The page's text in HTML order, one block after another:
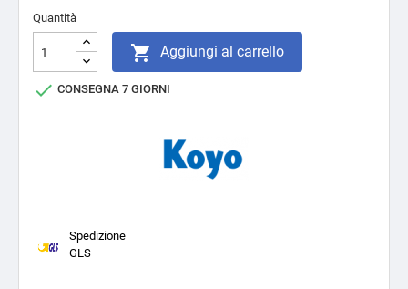
Quantità
 Aggiungi al carrello
 CONSEGNA 7 GIORNI
Spedizione
GLS